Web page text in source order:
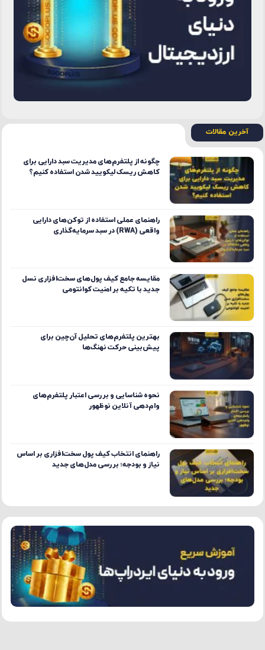
آخرین مقالات
چگونه از پلتفرم‌های مدیریت سبد دارایی برای
کاهش ریسک لیکویید شدن استفاده کنیم؟
راهنمای عملی استفاده از توکن‌های دارایی
واقعی (RWA) در سبد سرمایه‌گذاری
مقایسه جامع کیف پول‌های سخت‌افزاری نسل
جدید با تکیه بر امنیت کوانتومی
بهترین پلتفرم‌های تحلیل آن‌چین برای
پیش‌بینی حرکت نهنگ‌ها
نحوه شناسایی و بررسی اعتبار پلتفرم‌های
وام‌دهی آنلاین نوظهور
راهنمای انتخاب کیف پول سخت‌افزاری بر اساس
نیاز و بودجه؛ بررسی مدل‌های جدید